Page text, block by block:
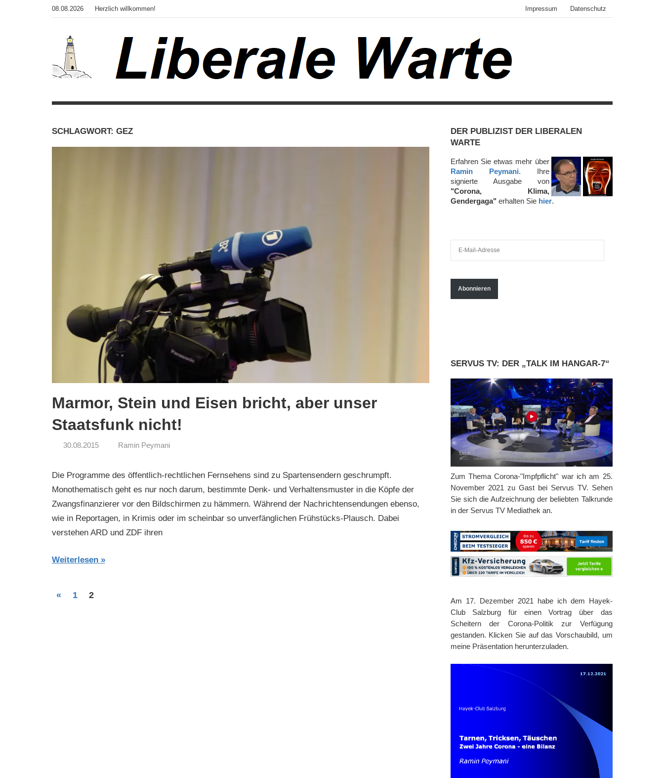
08.08.2026 Herzlich willkommen! Impressum Datenschutz
Liberale
Warte
Blog
Autors
"Spukschloss
Deutschland"
SCHLAGWORT: GEZ
Marmor, Stein und Eisen bricht, aber unser
Staatsfunk nicht!
30.08.2015
Ramin Peymani
Die Programme des öffentlich-rechtlichen Fernsehens sind zu Spartensendern geschrumpft.
Monothematisch geht es nur noch darum, bestimmte Denk- und Verhaltensmuster in die Köpfe der
Zwangsfinanzierer vor den Bildschirmen zu hämmern. Während der Nachrichtensendungen ebenso,
wie in Reportagen, in Krimis oder im scheinbar so unverfänglichen Frühstücks-Plausch. Dabei
verstehen ARD und ZDF ihren
Weiterlesen
Beitragsnavigation
«Vorherige
1 2
DER PUBLIZIST DER LIBERALEN
WARTE
Erfahren Sie etwas mehr über
Ramin Peymani. Ihre
signierte Ausgabe von
"Corona, Klima,
Gendergaga" erhalten Sie hier.
-
d
e
s
s
e
Abonnieren
SERVUS TV: DER „TALK IM HANGAR-7“
Zum Thema Corona-"Impfpflicht" war ich am 25.
November 2021 zu Gast bei Servus TV. Sehen
Sie sich die Aufzeichnung der beliebten Talkrunde
in der Servus TV Mediathek an.
Am 17. Dezember 2021 habe ich dem Hayek-
Club Salzburg für einen Vortrag über das
Scheitern der Corona-Politik zur Verfügung
gestanden. Klicken Sie auf das Vorschaubild, um
meine Präsentation herunterzuladen.